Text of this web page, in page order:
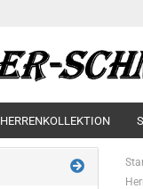
HERRENKOLLEKTION